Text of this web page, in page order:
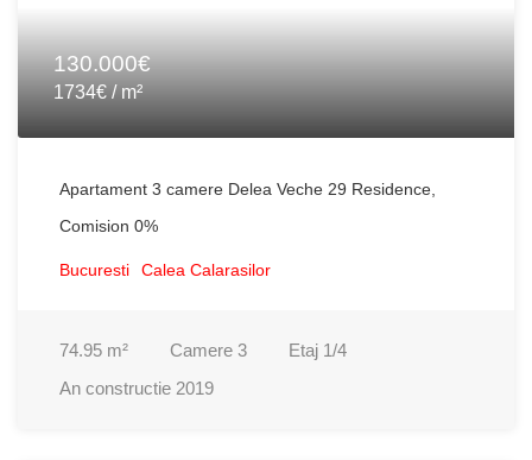
130.000€
1734€ / m²
Apartament 3 camere Delea Veche 29 Residence,
Comision 0%
Bucuresti Calea Calarasilor
74.95 m² Camere 3 Etaj 1/4
An constructie 2019